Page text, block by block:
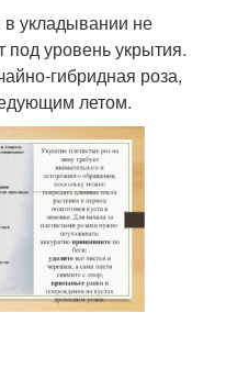
укладывании не
под уровень укрытия.
гибридная роза,
летом.